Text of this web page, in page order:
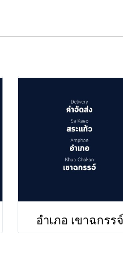
อำเภอ เขาฉกรรจ์